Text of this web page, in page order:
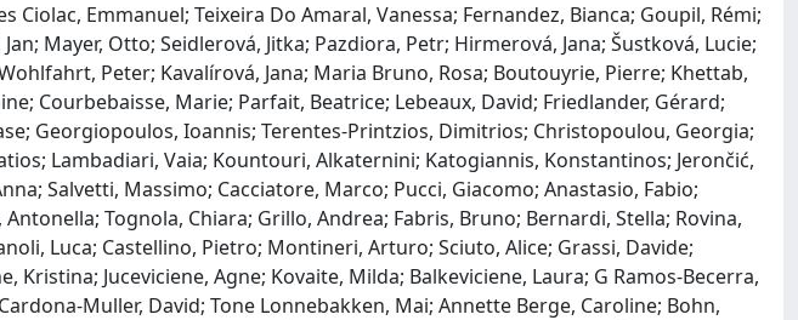
Emmanuel; Teixeira Do Amaral, Vanessa; Fernandez, Bianca; Goupil, Rémi;
Mayer, Otto; Seidlerová, Jitka; Pazdiora, Petr; Hirmerová, Jana; Šustková, Lucie;
Peter; Kavalírová, Jana; Maria Bruno, Rosa; Boutouyrie, Pierre; Khettab,
Courbebaisse, Marie; Parfait, Beatrice; Lebeaux, David; Friedlander, Gérard;
Georgiopoulos, Ioannis; Terentes-Printzios, Dimitrios; Christopoulou, Georgia;
Lambadiari, Vaia; Kountouri, Alkaternini; Katogiannis, Konstantinos; Jerončić,
Salvetti, Massimo; Cacciatore, Marco; Pucci, Giacomo; Anastasio, Fabio;
Tognola, Chiara; Grillo, Andrea; Fabris, Bruno; Bernardi, Stella; Rovina,
Luca; Castellino, Pietro; Montineri, Arturo; Sciuto, Alice; Grassi, Davide;
Kristina; Juceviciene, Agne; Kovaite, Milda; Balkeviciene, Laura; G Ramos-Becerra,
Muller, David; Tone Lonnebakken, Mai; Annette Berge, Caroline; Bohn,